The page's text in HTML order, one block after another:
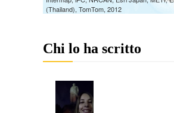
Chi lo ha scritto